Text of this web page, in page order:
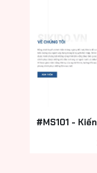
#MS101 -